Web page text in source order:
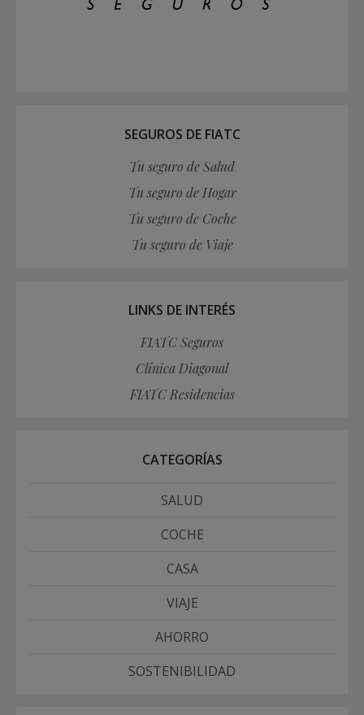
SEGUROS DE FIATC
Tu seguro de Salud
Tu seguro de Hogar
Tu seguro de Coche
Tu seguro de Viaje
LINKS DE INTERÉS
FIATC Seguros
Clínica Diagonal
FIATC Residencias
CATEGORÍAS
SALUD
COCHE
CASA
VIAJE
AHORRO
SOSTENIBILIDAD